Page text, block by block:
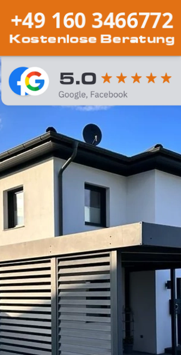
+49 160 3466772
Kostenlose Beratung